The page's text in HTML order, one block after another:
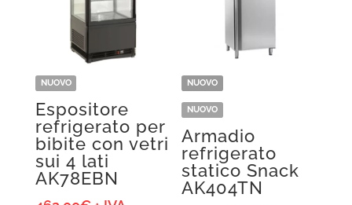
NUOVO
Espositore
refrigerato per
bibite con vetri
sui 4 lati
AK78EBN
NUOVO
NUOVO
Armadio
refrigerato
statico Snack
AK404TN